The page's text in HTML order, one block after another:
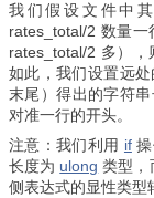
我们假设文件中
rates_total/2 数量
rates_total/2 多）
如此，我们设置远
末尾）得出的字符
对准一行的开头。
注意：我们利用 if操
长度为 ulong 类型，
侧表达式的显性类型